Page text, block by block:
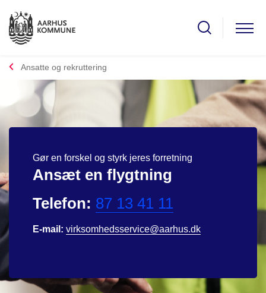
Ansatte og rekruttering
Gør en forskel og styrk jeres forretning
Ansæt en flygtning
Telefon: 87 13 41 11
E-mail: virksomhedsservice@aarhus.dk